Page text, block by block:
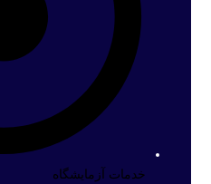
خدمات آزمایشگاه